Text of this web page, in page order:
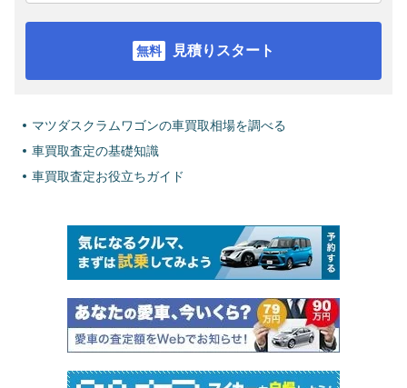
見積りスタート
マツダスクラムワゴンの車買取相場を調べる
車買取査定の基礎知識
車買取査定お役立ちガイド